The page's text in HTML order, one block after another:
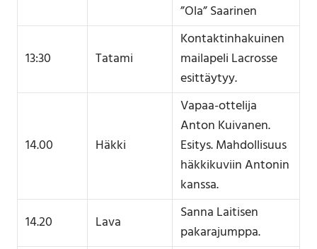
”Ola” Saarinen
13:30 Tatami
Kontaktinhakuinen
mailapeli Lacrosse
esittäytyy.
14.00 Häkki
Vapaa-ottelija
Anton Kuivanen.
Esitys. Mahdollisuus
häkkikuviin Antonin
kanssa.
14.20
Lava
Sanna Laitisen
pakarajumppa.